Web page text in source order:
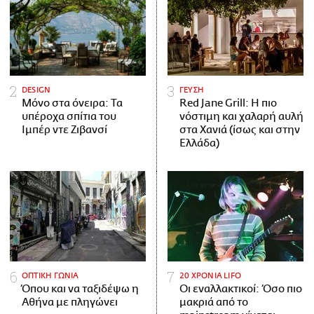
DESIGN
Μόνο στα όνειρα: Τα
υπέροχα σπίτια του
Ιμπέρ ντε Ζιβανσί
ΓΕΥΣΗ
Red Jane Grill: Η πιο
νόστιμη και χαλαρή αυλή
στα Χανιά (ίσως και στην
Ελλάδα)
ΟΠΤΙΚΗ ΓΩΝΙΑ
Όπου και να ταξιδέψω η
Αθήνα με πληγώνει
20 ΧΡΟΝΙΑ LIFO
Οι εναλλακτικοί: Όσο πιο
μακριά από το